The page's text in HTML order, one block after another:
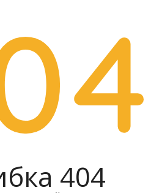
404